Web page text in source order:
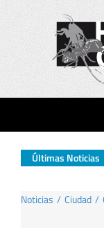
Inicio
Ciudad
Últimas Noticias
su casa | El
Noticias Ciudad